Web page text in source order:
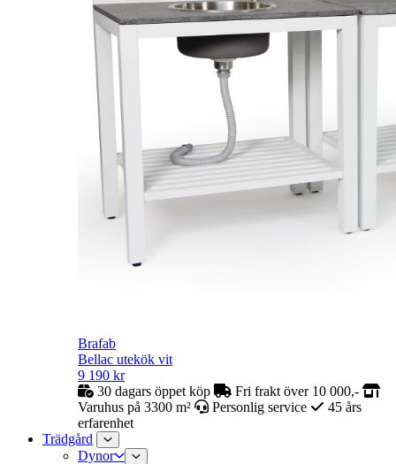
Brafab
Bellac utekök vit
9 190 kr
30 dagars öppet köp
Fri frakt över 10 000,-
Varuhus på 3300 m²
Personlig service
45 års
erfarenhet
Trädgård
Dynor